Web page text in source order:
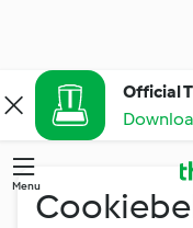
Official
Menu